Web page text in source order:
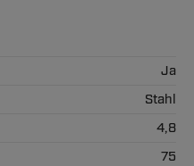
Ja
Stahl
4,8
75